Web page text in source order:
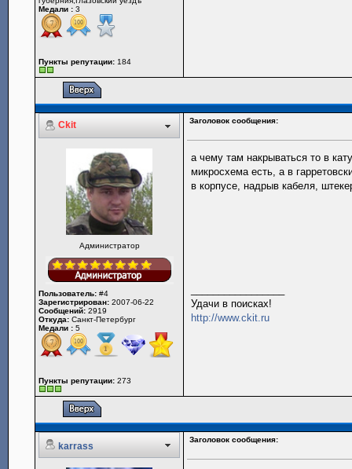
Медали : 3
Пункты репутации: 184
Ckit Заголовок сообщения:
Администратор
Пользователь: #4
Зарегистрирован: 2007-06-22
Сообщений: 2919
Откуда: Санкт-Петербург
Медали : 5
Пункты репутации: 273
а чему там накрываться то в
микросхема есть, а в
в корпусе, надрыв кабеля,
Удачи в поисках!
http://www.ckit.ru
karrass
Заголовок сообщения: